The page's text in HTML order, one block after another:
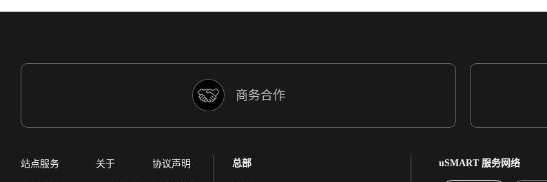
商务合作
站点服务 关于 协议声明 总部 uSMART 服务网络